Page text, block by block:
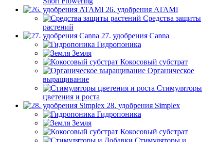
26. удобрения ATAMI
Средства защиты
растений
27. удобрения Canna
Гидропоника
Земля
Кокосовый субстрат
Органическое
выращивание
Стимуляторы
цветения и роста
28. удобрения Simplex
Гидропоника
Земля
Кокосовый субстрат
Стимуляторы и